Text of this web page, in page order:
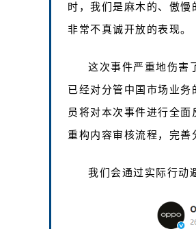
时，我们是麻木的、傲
非常不真诚开放的表现。
这次事件严重地伤害
已经对分管中国市场业
员将对本次事件进行全
重构内容审核流程，完善
我们会通过实际行动